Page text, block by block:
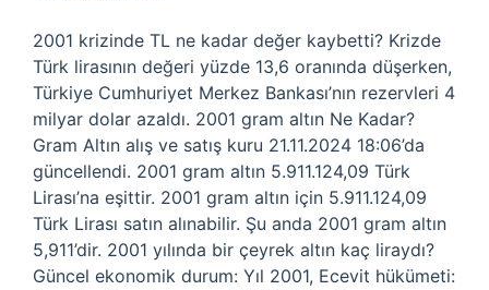
2001 krizinde TL ne kadar değer kaybetti? Krizde
Türk lirasının değeri yüzde 13,6 oranında düşerken,
Türkiye Cumhuriyet Merkez Bankası’nın rezervleri 4
milyar dolar azaldı. 2001 gram altın Ne Kadar?
Gram Altın alış ve satış kuru 21.11.2024 18:06’da
güncellendi. 2001 gram altın 5.911.124,09 Türk
Lirası’na eşittir. 2001 gram altın için 5.911.124,09
Türk Lirası satın alınabilir. Şu anda 2001 gram altın
5,911’dir. 2001 yılında bir çeyrek altın kaç liraydı?
Güncel ekonomik durum: Yıl 2001, Ecevit hükümeti: